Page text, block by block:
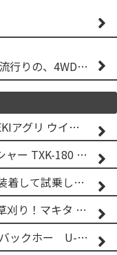
今日は、乗用草刈機の納品でした！ 流行りの、4WD！ #イセキアグリ #オーレック #四駆 #増税間近
ウイングモアで畦草刈りに挑戦！ISEKIアグリ ウイングモア WM746AF
石が一瞬で砕ける！ストーンクラッシャー TXK-180 実演
自動操舵CHCNAVをBFトラクターに装着して試乗してみた！！ CHCNAV NX610
押すだけカンタン！ラクに広範囲の草刈り！マキタ バッテリー式草刈り機 MUG001G 2
現場が、もっと楽しくなる！クボタ バックホー U-25-3A